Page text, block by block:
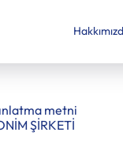
metni
ŞİRKETİ